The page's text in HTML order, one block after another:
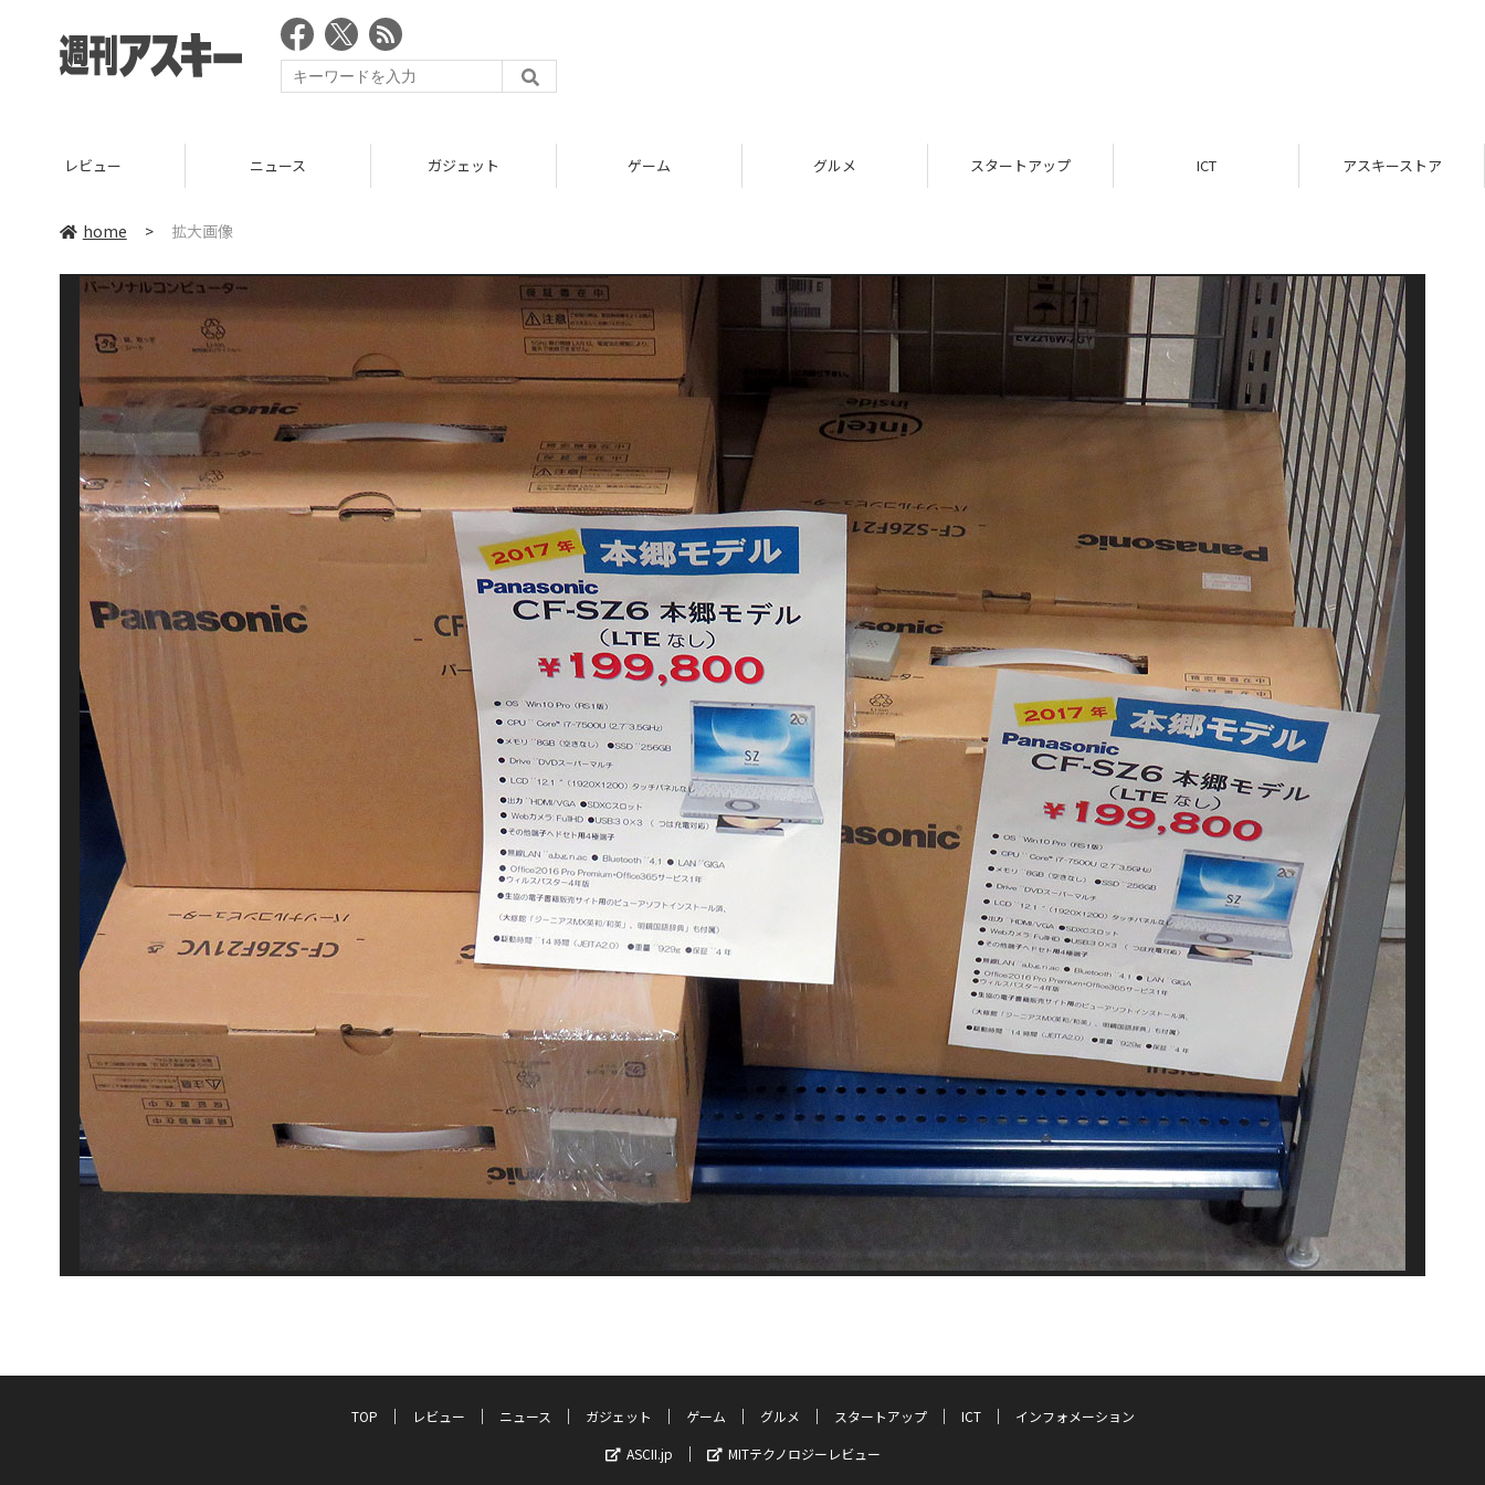
レビュー ニュース ガジェット ゲーム グルメ スタートアップ ICT アスキーストア
home > 拡大画像
TOP レビュー ニュース ガジェット ゲーム グルメ スタートアップ ICT
インフォメーション
ASCII.jp
MITテクノロジーレビュー